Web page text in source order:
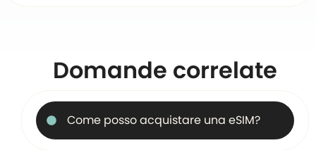
Domande correlate
Come posso acquistare una eSIM?